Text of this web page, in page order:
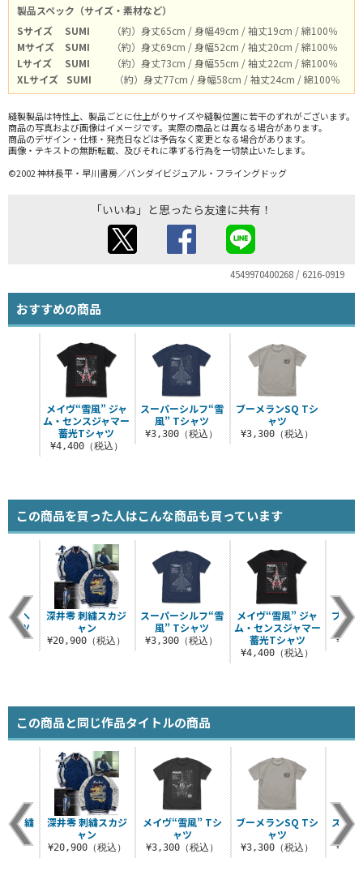
製品スペック（サイズ・素材など）
Sサイズ
SUMI
（約）身丈65cm / 身幅49cm / 袖丈19cm / 綿100％
Mサイズ
SUMI
（約）身丈69cm / 身幅52cm / 袖丈20cm / 綿100％
Lサイズ
SUMI
（約）身丈73cm / 身幅55cm / 袖丈22cm / 綿100％
XLサイズ
SUMI （約）身丈77cm / 身幅58cm / 袖丈24cm / 綿100％
縫製製品は特性上、製品ごとに仕上がりサイズや縫製位置に若干のずれがございます。
商品の写真および画像はイメージです。実際の商品とは異なる場合があります。
商品のデザイン・仕様・発売日などは予告なく変更となる場合があります。
画像・テキストの無断転載、及びそれに準ずる行為を一切禁止いたします。
©2002 神林長平・早川書房／バンダイビジュアル・フライングドッグ
「いいね」と思ったら友達に共有！
4549970400268 / 6216-0919
おすすめの商品
スーパーシルフ“雪
風” Tシャツ
¥3,300（税込）
ブーメランSQ Tシ
ャツ
¥3,300（税込）
メイヴ“雪風” ジャ
ム・センスジャマー
蓄光Tシャツ
¥4,400（税込）
この商品を買った人はこんな商品も買っています
スーパーシルフ“雪
風” Tシャツ
¥3,300（税込）
メイヴ“雪風” ジャ
ム・センスジャマー
蓄光Tシャツ
¥4,400（税込）
ブー
のヘ
ャツ
込）
深井零 刺繍スカジ
ャン
¥20,900（税込）
この商品と同じ作品タイトルの商品
メイヴ“雪風” Tシ
ャツ
¥3,300（税込）
ブーメランSQ Tシ
ャツ
¥3,300（税込）
スー
風
刺繍
込）
深井零 刺繍スカジ
ャン
¥20,900（税込）